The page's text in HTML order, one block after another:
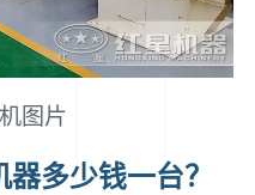
图片
多少钱一台？